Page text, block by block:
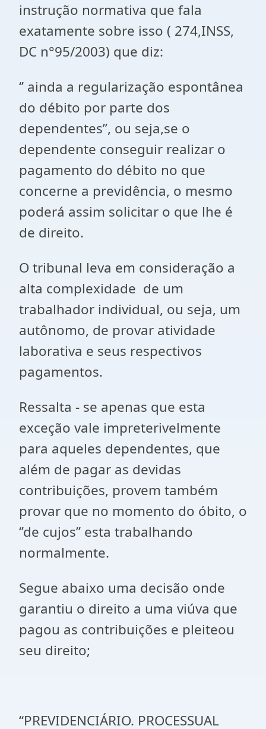
instrução normativa que fala
exatamente sobre isso ( 274,INSS,
DC n°95/2003) que diz:
‘’ ainda a regularização espontânea
do débito por parte dos
dependentes’’, ou seja,se o
dependente conseguir realizar o
pagamento do débito no que
concerne a previdência, o mesmo
poderá assim solicitar o que lhe é
de direito.
O tribunal leva em consideração a
alta complexidade de um
trabalhador individual, ou seja, um
autônomo, de provar atividade
laborativa e seus respectivos
pagamentos.
Ressalta - se apenas que esta
exceção vale impreterivelmente
para aqueles dependentes, que
além de pagar as devidas
contribuições, provem também
provar que no momento do óbito, o
‘’de cujos’’ esta trabalhando
normalmente.
Segue abaixo uma decisão onde
garantiu o direito a uma viúva que
pagou as contribuições e pleiteou
seu direito;
“PREVIDENCIÁRIO. PROCESSUAL